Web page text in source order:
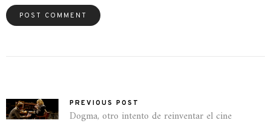
PREVIOUS POST
Dogma, otro intento de reinventar el cine